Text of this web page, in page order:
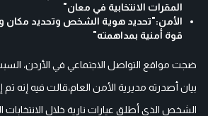
المقرات الانتخابية في معان"
الأمن:"تحديد هوية الشخص وتحديد مكان
قوة أمنية بمداهمته"
ضجت مواقع التواصل الاجتماعي في الأردن،
بيان أصدرته مديرية الأمن العام،قالت فيه إنه تم
الشخص الذي أطلق عيارات نارية خلال الانتخابات